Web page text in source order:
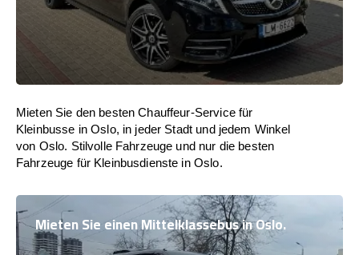
Mieten Sie den besten Chauffeur-Service für
Kleinbusse in Oslo, in jeder Stadt und jedem Winkel
von Oslo. Stilvolle Fahrzeuge und nur die besten
Fahrzeuge für Kleinbusdienste in Oslo.
Mieten Sie einen Mittelklassebus in Oslo.